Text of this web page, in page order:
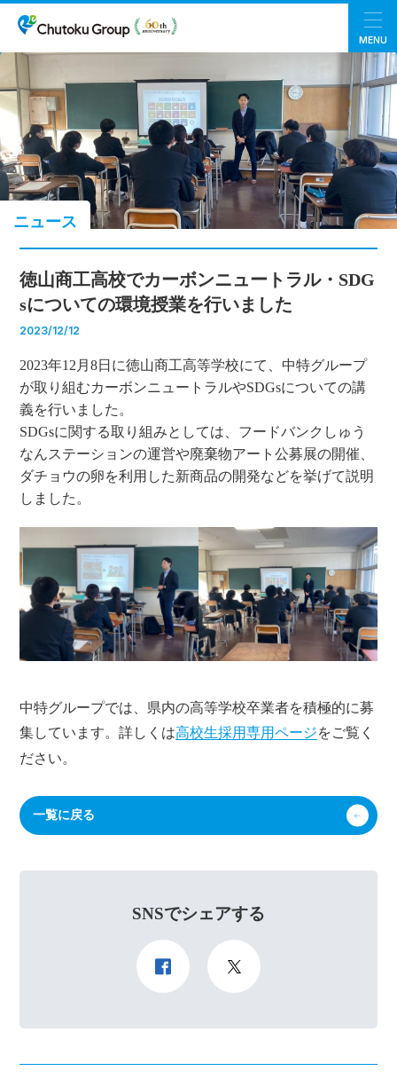
MENU
ニュース
徳山商工高校でカーボンニュートラル・SDG
sについての環境授業を行いました
2023/12/12
2023年12月8日に徳山商工高等学校にて、中特グループ
が取り組むカーボンニュートラルやSDGsについての講
義を行いました。
SDGsに関する取り組みとしては、フードバンクしゅう
なんステーションの運営や廃棄物アート公募展の開催、
ダチョウの卵を利用した新商品の開発などを挙げて説明
しました。
中特グループでは、県内の高等学校卒業者を積極的に募
集しています。詳しくは高校生採用専用ページをご覧く
ださい。
一覧に戻る
SNSでシェアする